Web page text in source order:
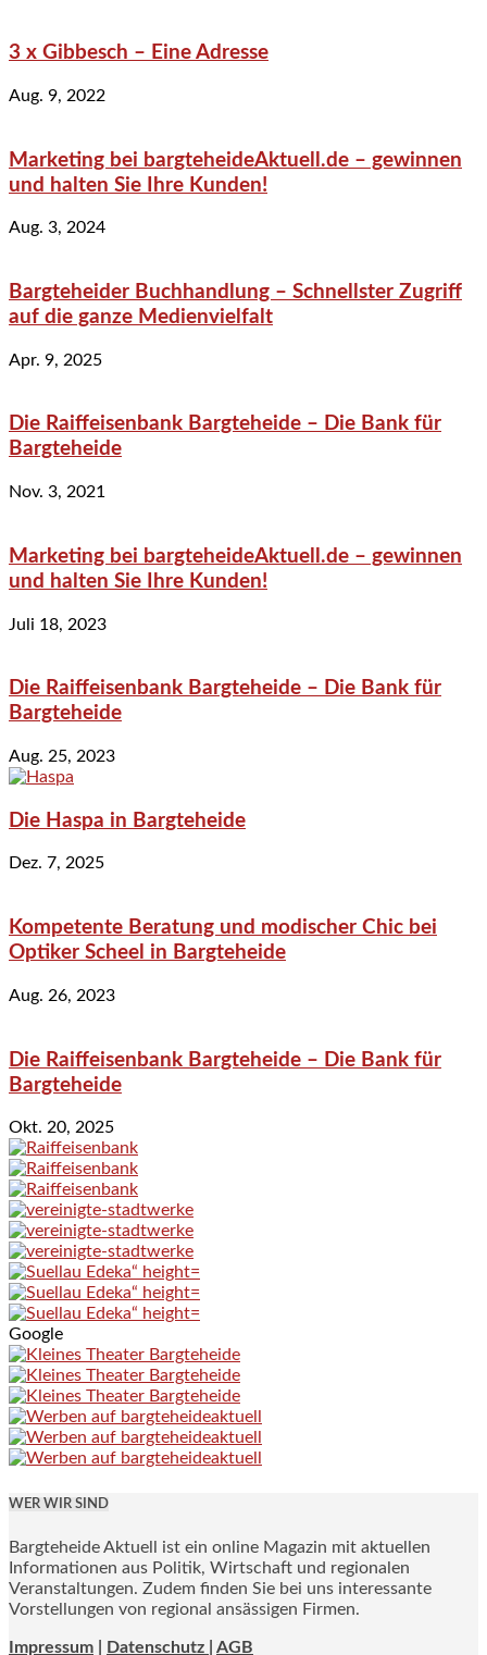
3 x Gibbesch – Eine Adresse
Aug. 9, 2022
Marketing bei bargteheideAktuell.de – gewinnen
und halten Sie Ihre Kunden!
Aug. 3, 2024
Bargteheider Buchhandlung – Schnellster Zugriff
auf die ganze Medienvielfalt
Apr. 9, 2025
Die Raiffeisenbank Bargteheide – Die Bank für
Bargteheide
Nov. 3, 2021
Marketing bei bargteheideAktuell.de – gewinnen
und halten Sie Ihre Kunden!
Juli 18, 2023
Die Raiffeisenbank Bargteheide – Die Bank für
Bargteheide
Aug. 25, 2023
Die Haspa in Bargteheide
Dez. 7, 2025
Kompetente Beratung und modischer Chic bei
Optiker Scheel in Bargteheide
Aug. 26, 2023
Die Raiffeisenbank Bargteheide – Die Bank für
Bargteheide
Okt. 20, 2025
Google
WER WIR SIND
Bargteheide Aktuell ist ein online Magazin mit aktuellen
Informationen aus Politik, Wirtschaft und regionalen
Veranstaltungen. Zudem finden Sie bei uns interessante
Vorstellungen von regional ansässigen Firmen.
Impressum Datenschutz | AGB